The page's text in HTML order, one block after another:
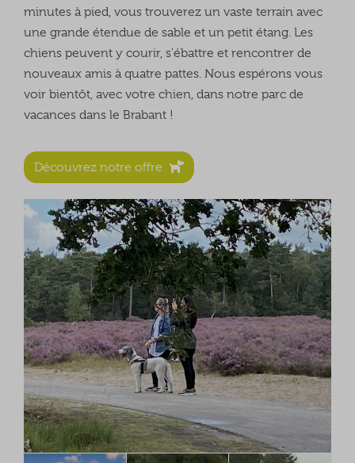
minutes à pied, vous trouverez un vaste terrain avec
une grande étendue de sable et un petit étang. Les
chiens peuvent y courir, s'ébattre et rencontrer de
nouveaux amis à quatre pattes. Nous espérons vous
voir bientôt, avec votre chien, dans notre parc de
vacances dans le Brabant !
Découvrez notre offre